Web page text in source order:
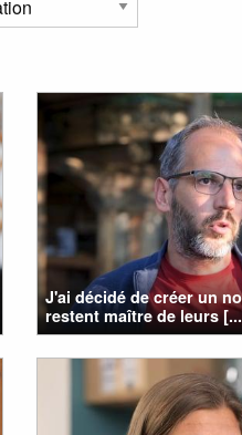
J'ai décidé de créer un
restent maître de leurs